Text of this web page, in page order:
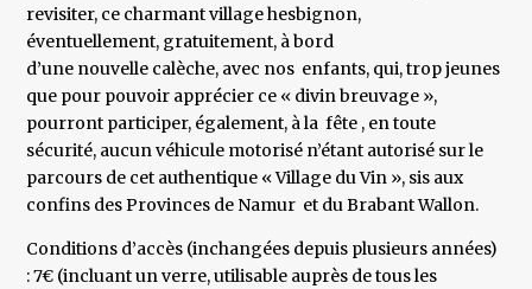
revisiter, ce charmant village hesbignon,
éventuellement, gratuitement, à bord
d’une nouvelle calèche, avec nos enfants, qui, trop jeunes
que pour pouvoir apprécier ce « divin breuvage »,
pourront participer, également, à la fête , en toute
sécurité, aucun véhicule motorisé n’étant autorisé sur le
parcours de cet authentique « Village du Vin », sis aux
confins des Provinces de Namur et du Brabant Wallon.
Conditions d’accès (inchangées depuis plusieurs années)
: 7€ (incluant un verre, utilisable auprès de tous les